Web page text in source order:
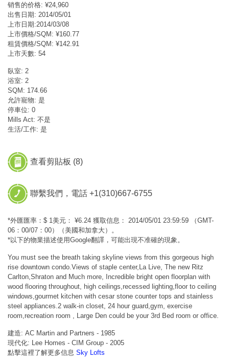
销售的价格: ¥24,960
出售日期: 2014/05/01
上市日期:2014/03/08
上市價格/SQM: ¥160.77
租賃價格/SQM: ¥142.91
上市天數: 54
臥室: 2
浴室: 2
SQM: 174.66
允許寵物: 是
停車位: 0
Mills Act: 不是
生活/工作: 是
查看剪貼板 (8)
聯繫我們，電話 +1(310)667-6755
*外匯匯率：$ 1美元： ¥6.24 獲取信息： 2014/05/01 23:59:59 （GMT-
06：00/07：00）（美國和加拿大）。
*以下的物業描述使用Google翻譯，可能出現不准確的現象。
You must see the breath taking skyline views from this gorgeous high
rise downtown condo.Views of staple center,La Live, The new Ritz
Carlton,Shraton and Much more, Incredible bright open floorplan with
wood flooring throughout, high ceilings,recessed lighting,floor to ceiling
windows,gourmet kitchen with cesar stone counter tops and stainless
steel appliances.2 walk-in closet, 24 hour guard,gym, exercise
room,recreation room , Large Den could be your 3rd Bed room or office.
建造: AC Martin and Partners - 1985
現代化: Lee Homes - CIM Group - 2005
點擊這裡了解更多信息 Sky Lofts